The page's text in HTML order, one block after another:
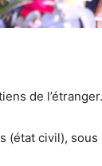
de l’étranger.
(état civil),